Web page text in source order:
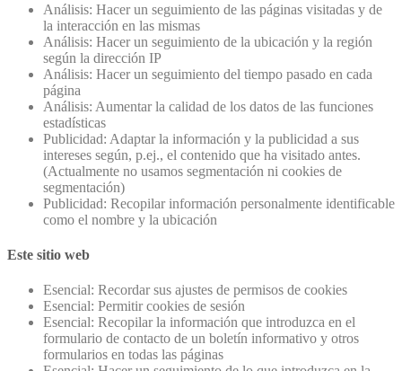
Análisis: Hacer un seguimiento de las páginas visitadas y de
la interacción en las mismas
Análisis: Hacer un seguimiento de la ubicación y la región
según la dirección IP
Análisis: Hacer un seguimiento del tiempo pasado en cada
página
Análisis: Aumentar la calidad de los datos de las funciones
estadísticas
Publicidad: Adaptar la información y la publicidad a sus
intereses según, p.ej., el contenido que ha visitado antes.
(Actualmente no usamos segmentación ni cookies de
segmentación)
Publicidad: Recopilar información personalmente identificable
como el nombre y la ubicación
Este sitio web
Esencial: Recordar sus ajustes de permisos de cookies
Esencial: Permitir cookies de sesión
Esencial: Recopilar la información que introduzca en el
formulario de contacto de un boletín informativo y otros
formularios en todas las páginas